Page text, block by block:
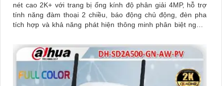
nét cao 2K+ với trang bị ống kính độ phân giải 4MP, hỗ trợ
tính năng đàm thoại 2 chiều, báo động chủ động, đèn pha
tích hợp và khả năng phát hiện thông minh phân biệt người
quan sát an ninh ngoài trời thì camera Dahua DH-IPC-WL46A
chính là sự lựa chọn vô cùng phù hợpCamera an ninh không
dây DH-IPC-WL46A là lựa chọn lý tưởng để bảo vệ ngôi nhà
hoặc văn phòng của bạn